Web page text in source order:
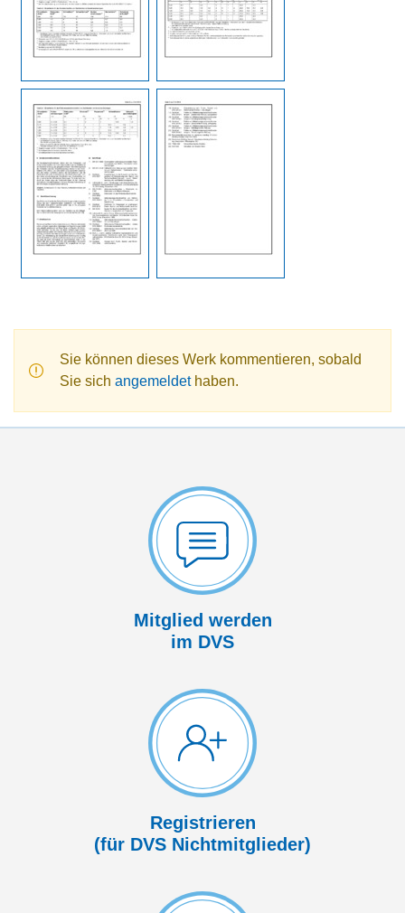
Sie können dieses Werk kommentieren, sobald
Sie sich angemeldethaben.
Mitglied werden
im DVS
Registrieren
(für DVS Nicht­mitglieder)